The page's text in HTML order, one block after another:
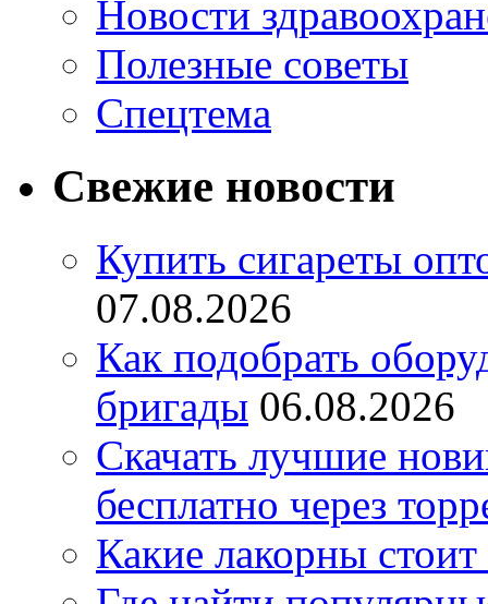
Новости
Полезные советы
Спецтема
Свежие новости
Купить сигареты
07.08.2026
Как подобрать
бригады 06.08.2026
Скачать лучшие
бесплатно через
Какие лакорны стоит